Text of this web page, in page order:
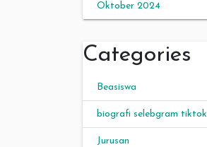
Oktober 2024
Categories
Beasiswa
biografi selebgram tiktok
Jurusan